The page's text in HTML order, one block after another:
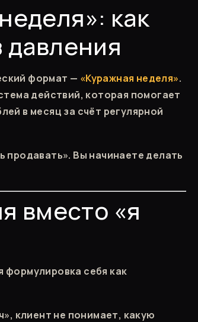
как
давления
формат — «Куражная неделя».
действий, которая помогает
в месяц за счёт регулярной
продавать». Вы начинаете делать
вместо «я
себя как
клиент не понимает, какую